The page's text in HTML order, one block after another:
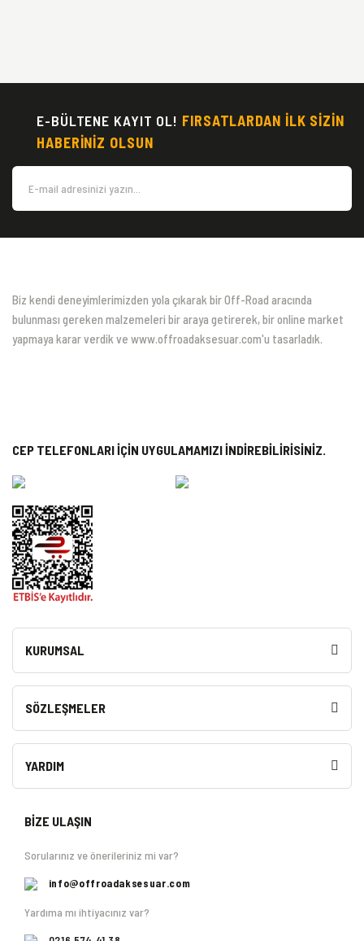
E-BÜLTENE KAYIT OL! FIRSATLARDAN İLK SİZİN
HABERİNİZ OLSUN
Biz kendi deneyimlerimizden yola çıkarak bir Off-Road aracında
bulunması gereken malzemeleri bir araya getirerek, bir online market
yapmaya karar verdik ve www.offroadaksesuar.com'u tasarladık.
CEP TELEFONLARI İÇİN UYGULAMAMIZI İNDİREBİLİRİSİNİZ.
KURUMSAL
SÖZLEŞMELER
YARDIM
BİZE ULAŞIN
Sorularınız ve önerileriniz mi var?
info@offroadaksesuar.com
Yardıma mı ihtiyacınız var?